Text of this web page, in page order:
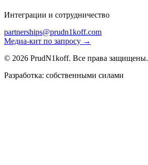
Интеграции и сотрудничество
partnerships@prudn1koff.com
Медиа-кит по запросу →
© 2026 PrudN1koff. Все права защищены.
Разработка: собственными силами